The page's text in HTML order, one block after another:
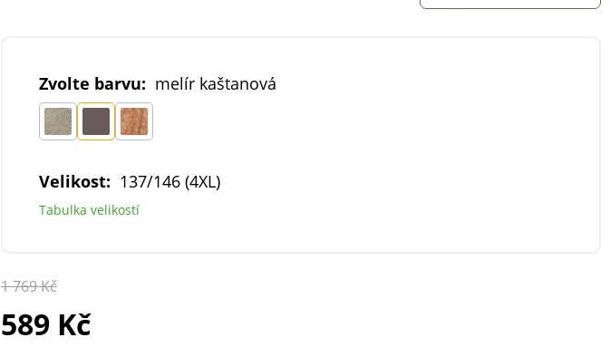
Zvolte barvu: melír kaštanová
Velikost: 137/146 (4XL)
Tabulka velikostí
1 769 Kč
589 Kč